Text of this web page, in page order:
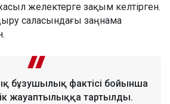
желектерге зақым келтірген.
саласындағы заңнама
бұзушылық фактісі бойынша
жауаптылыққа тартылды.